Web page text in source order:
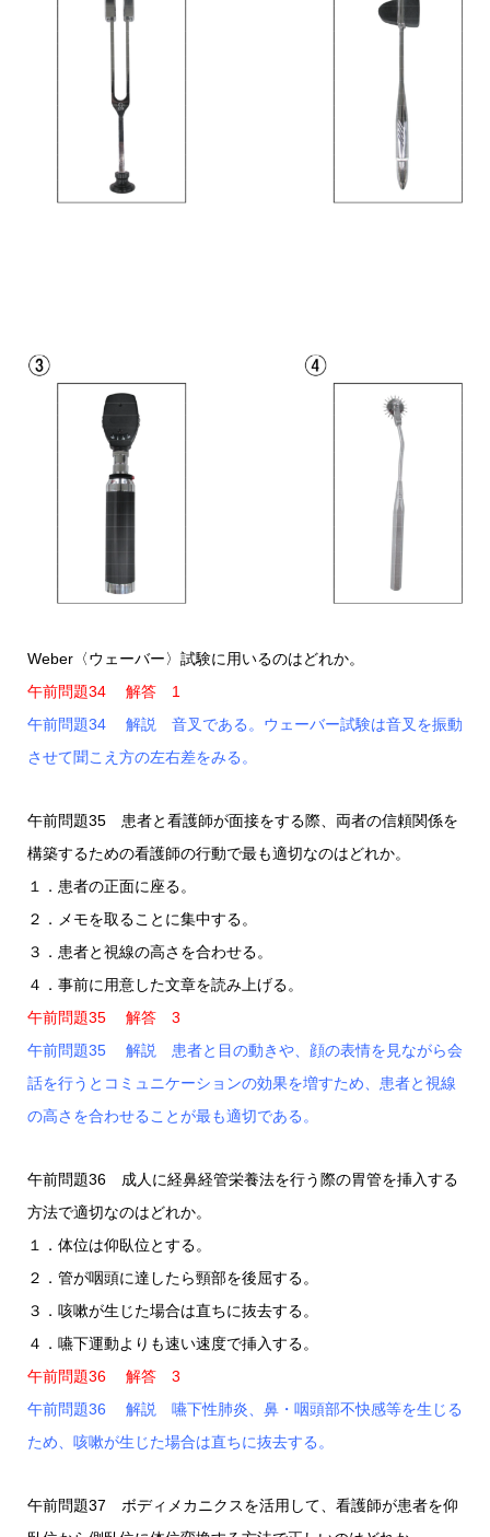
Weber〈ウェーバー〉試験に用いるのはどれか。
午前問題34 解答 1
午前問題34 解説 音叉である。ウェーバー試験は音叉を振動
させて聞こえ方の左右差をみる。
午前問題35 患者と看護師が面接をする際、両者の信頼関係を
構築するための看護師の行動で最も適切なのはどれか。
１．患者の正面に座る。
２．メモを取ることに集中する。
３．患者と視線の高さを合わせる。
４．事前に用意した文章を読み上げる。
午前問題35 解答 3
午前問題35 解説 患者と目の動きや、顔の表情を見ながら会
話を行うとコミュニケーションの効果を増すため、患者と視線
の高さを合わせることが最も適切である。
午前問題36 成人に経鼻経管栄養法を行う際の胃管を挿入する
方法で適切なのはどれか。
１．体位は仰臥位とする。
２．管が咽頭に達したら頸部を後屈する。
３．咳嗽が生じた場合は直ちに抜去する。
４．嚥下運動よりも速い速度で挿入する。
午前問題36 解答 3
午前問題36 解説 嚥下性肺炎、鼻・咽頭部不快感等を生じる
ため、咳嗽が生じた場合は直ちに抜去する。
午前問題37 ボディメカニクスを活用して、看護師が患者を仰